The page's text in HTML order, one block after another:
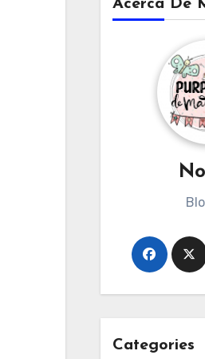
Acerca De
Categories